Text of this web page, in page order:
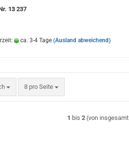
13 237
ca. 3-4 Tage (Ausland abweichend)
8 pro Seite
pro Seite
1 bis 2 (von insgesamt